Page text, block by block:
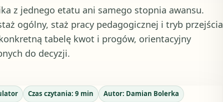
z jednego etatu ani samego stopnia awansu.
ogólny, staż pracy pedagogicznej i tryb przejścia
tabelę kwot i progów, orientacyjny
do decyzji.
Czas czytania: 9 min Autor: Damian Bolerka